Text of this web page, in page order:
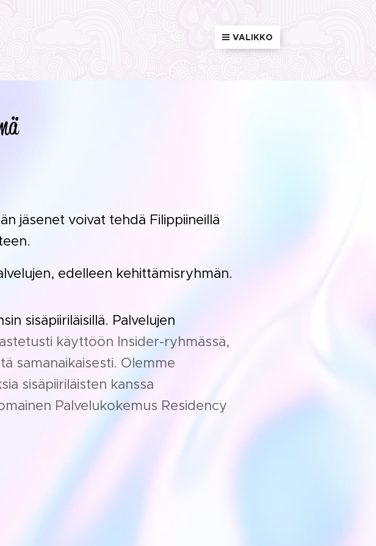
VALIKKO
jäsenet voivat tehdä Filippiineillä
edelleen kehittämisryhmän.
sisäpiiriläisillä. Palvelujen
käyttöön Insider-ryhmässä,
samanaikaisesti. Olemme
sisäpiiriläisten kanssa
Palvelukokemus Residency